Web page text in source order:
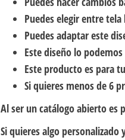
Puedes elegir entre
Puedes adaptar este
Este diseño lo
Este producto es para
Si quieres menos de 6
Al ser un catálogo abierto es
Si quieres algo